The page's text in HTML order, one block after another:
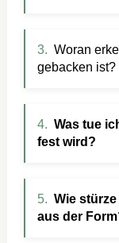
Woran
gebacken ist?
Was tue
fest wird?
Wie
aus der